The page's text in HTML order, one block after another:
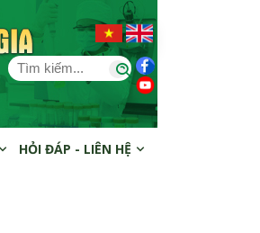
HỎI ĐÁP - LIÊN HỆ